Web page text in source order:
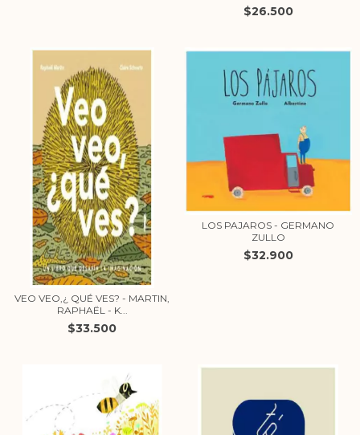
$26.500
VEO VEO,¿ QUÉ VES? - MARTIN,
RAPHAËL - K...
$33.500
LOS PAJAROS - GERMANO
ZULLO
$32.900